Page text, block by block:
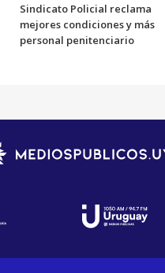
Sindicato Policial reclama
mejores condiciones y más
personal penitenciario